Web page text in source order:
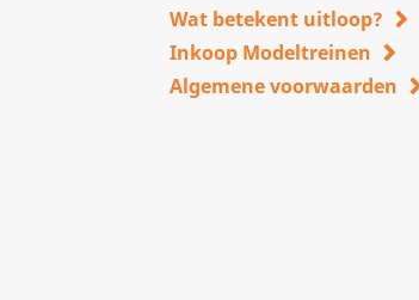
Wat betekent uitloop?
Inkoop Modeltreinen
Algemene voorwaarden